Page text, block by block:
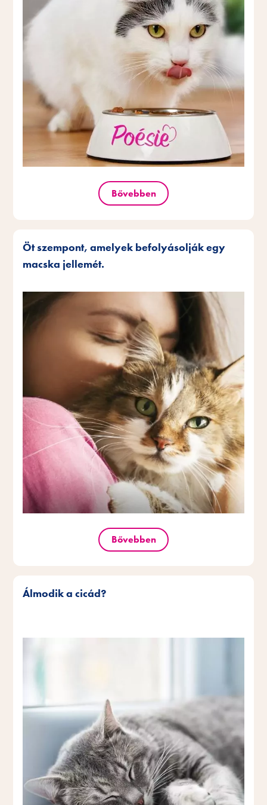
Bővebben
Öt szempont, amelyek befolyásolják egy
macska jellemét.
Bővebben
Álmodik a cicád?